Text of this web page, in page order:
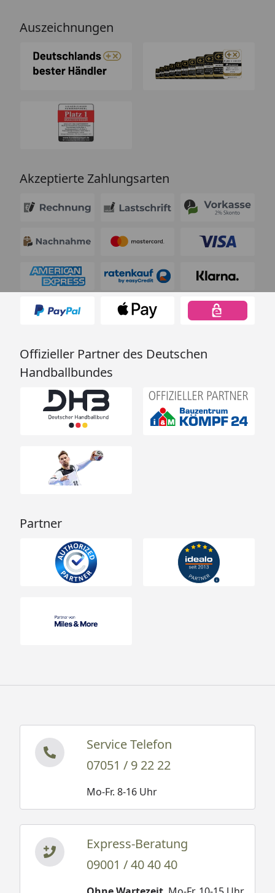
Auszeichnungen
Akzeptierte Zahlungsarten
Offizieller Partner des Deutschen
Handballbundes
Partner
Service Telefon
07051 / 9 22 22
Mo-Fr. 8-16 Uhr
Express-Beratung
09001 / 40 40 40